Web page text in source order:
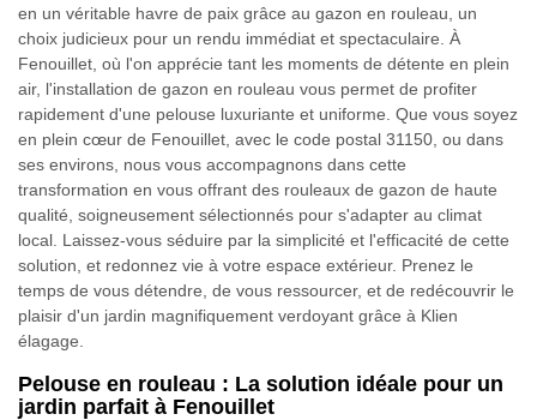
en un véritable havre de paix grâce au gazon en rouleau, un
choix judicieux pour un rendu immédiat et spectaculaire. À
Fenouillet, où l'on apprécie tant les moments de détente en plein
air, l'installation de gazon en rouleau vous permet de profiter
rapidement d'une pelouse luxuriante et uniforme. Que vous soyez
en plein cœur de Fenouillet, avec le code postal 31150, ou dans
ses environs, nous vous accompagnons dans cette
transformation en vous offrant des rouleaux de gazon de haute
qualité, soigneusement sélectionnés pour s'adapter au climat
local. Laissez-vous séduire par la simplicité et l'efficacité de cette
solution, et redonnez vie à votre espace extérieur. Prenez le
temps de vous détendre, de vous ressourcer, et de redécouvrir le
plaisir d'un jardin magnifiquement verdoyant grâce à Klien
élagage.
Pelouse en rouleau : La solution idéale pour un
jardin parfait à Fenouillet